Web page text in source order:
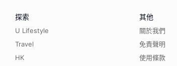
探索
U Lifestyle
Travel
HK
其他
關於我們
免責聲明
使用條款